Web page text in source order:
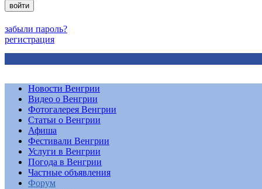
забыли пароль?
регистрация
Новости Венгрии
Видео о Венгрии
Фотогалерея Венгрии
Статьи о Венгрии
Афиша
Фестивали Венгрии
Услуги в Венгрии
Погода в Венгрии
Частные объявления
Форум